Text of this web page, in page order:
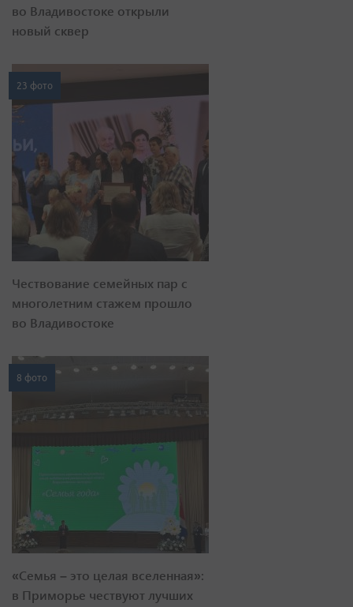
во Владивостоке открыли
новый сквер
23 фото
Чествование семейных пар с
многолетним стажем прошло
во Владивостоке
8 фото
«Семья – это целая вселенная»:
в Приморье чествуют лучших